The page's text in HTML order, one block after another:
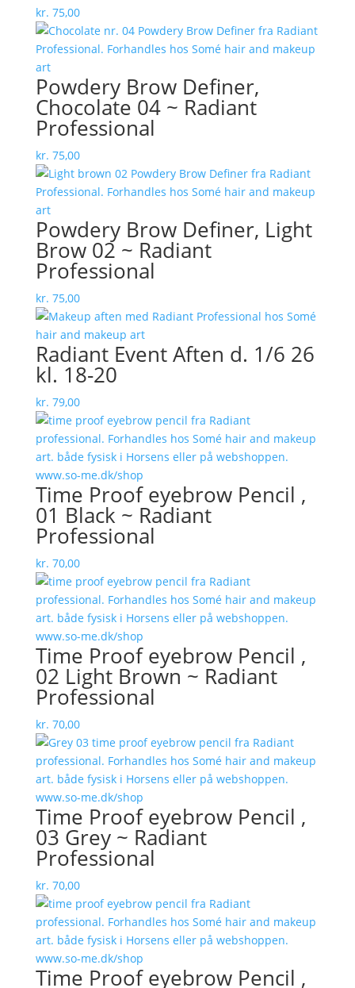
kr. 75,00
Powdery Brow Definer,
Chocolate 04 ~ Radiant
Professional
kr. 75,00
Powdery Brow Definer, Light
Brow 02 ~ Radiant
Professional
kr. 75,00
Radiant Event Aften d. 1/6 26
kl. 18-20
kr. 79,00
Time Proof eyebrow Pencil ,
01 Black ~ Radiant
Professional
kr. 70,00
Time Proof eyebrow Pencil ,
02 Light Brown ~ Radiant
Professional
kr. 70,00
Time Proof eyebrow Pencil ,
03 Grey ~ Radiant
Professional
kr. 70,00
Time Proof eyebrow Pencil ,